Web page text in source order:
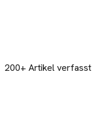
200+ Artikel verfasst